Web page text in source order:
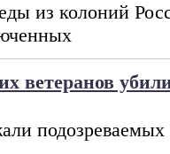
из колоний
ветеранов
подозреваемых